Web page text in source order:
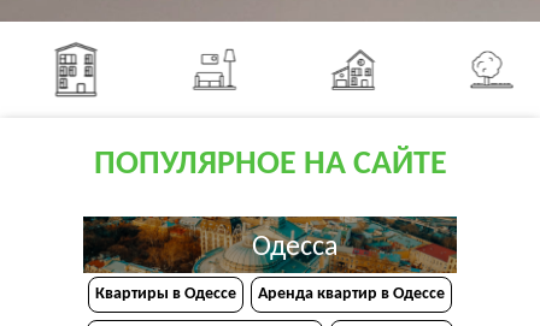
ПОПУЛЯРНОЕ НА САЙТЕ
Одесса
Квартиры в Одессе Аренда квартир в Одессе